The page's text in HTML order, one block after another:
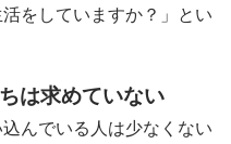
をしていますか？」とい
は求めていない
んでいる人は少なくない